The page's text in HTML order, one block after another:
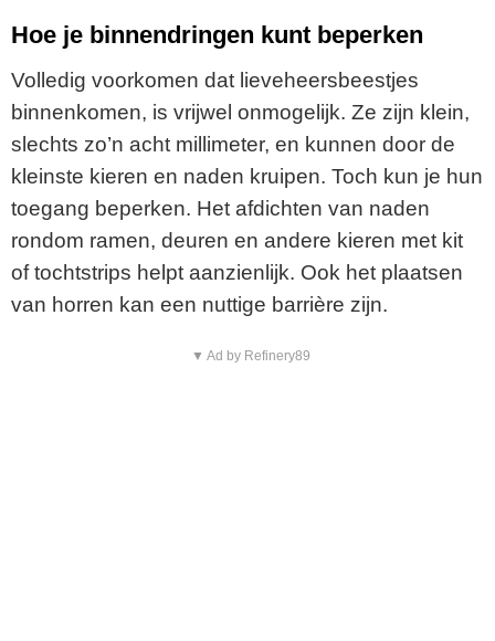
Hoe je binnendringen kunt beperken
Volledig voorkomen dat lieveheersbeestjes
binnenkomen, is vrijwel onmogelijk. Ze zijn klein,
slechts zo’n acht millimeter, en kunnen door de
kleinste kieren en naden kruipen. Toch kun je hun
toegang beperken. Het afdichten van naden
rondom ramen, deuren en andere kieren met kit
of tochtstrips helpt aanzienlijk. Ook het plaatsen
van horren kan een nuttige barrière zijn.
▼ Ad by Refinery89